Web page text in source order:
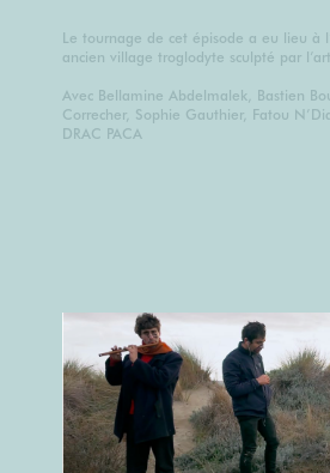
Le tournage de cet épisode a eu lieu à
ancien village troglodyte sculpté par
Avec Bellamine Abdelmalek, Bastien
Correcher, Sophie Gauthier, Fatou
DRAC PACA